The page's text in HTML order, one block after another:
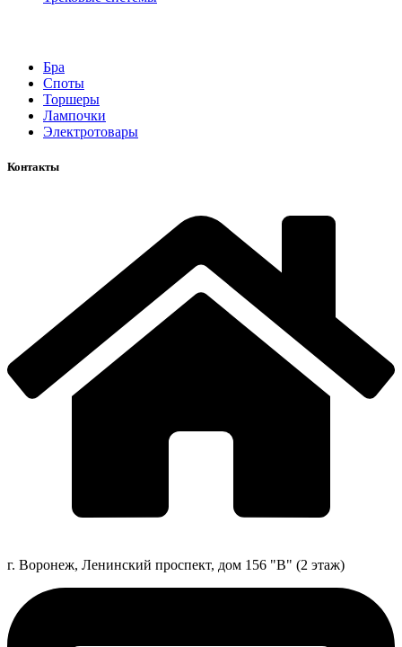
Бра
Споты
Торшеры
Лампочки
Электротовары
Контакты
г. Воронеж, Ленинский проспект, дом 156 "В" (2 этаж)